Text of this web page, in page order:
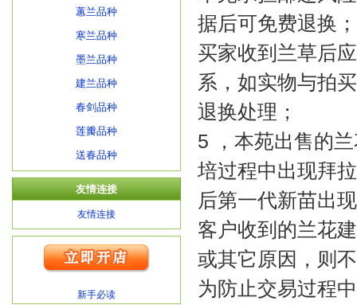
蕙兰品种
寒兰品种
墨兰品种
建兰品种
春剑品种
莲瓣品种
送春品种
友情连接
友情连接
新手必读
据后可免费退换；
买家收到兰草后
系，如实物与拍
退换处理；
5 ，本苑出售的
培过程中出现拜
后第一代新苗出
客户收到的兰花
或其它原因，则
为防止交易过程